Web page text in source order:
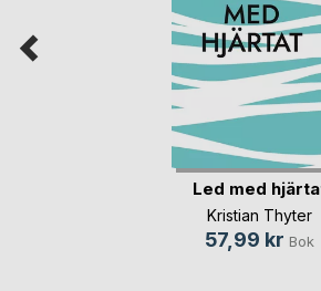
Led med
Kristian Thyter
57,99 kr Bok